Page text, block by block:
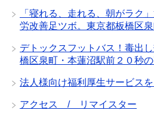
「寝れる、走れる、朝がラク
労改善足ツボ。東京都板橋区
デトックスフットバス！毒
橋区泉町・本蓮沼駅前２０秒の
法人様向け福利厚生サービス
アクセス / リマイスター